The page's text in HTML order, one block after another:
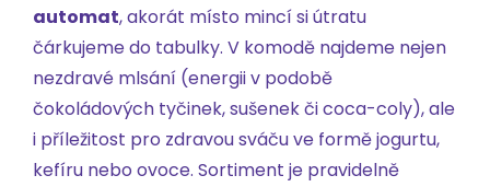
automat, akorát místo mincí si útratu
čárkujeme do tabulky. V komodě najdeme nejen
nezdravé mlsání (energii v podobě
čokoládových tyčinek, sušenek či coca-coly), ale
i příležitost pro zdravou sváču ve formě jogurtu,
kefíru nebo ovoce. Sortiment je pravidelně